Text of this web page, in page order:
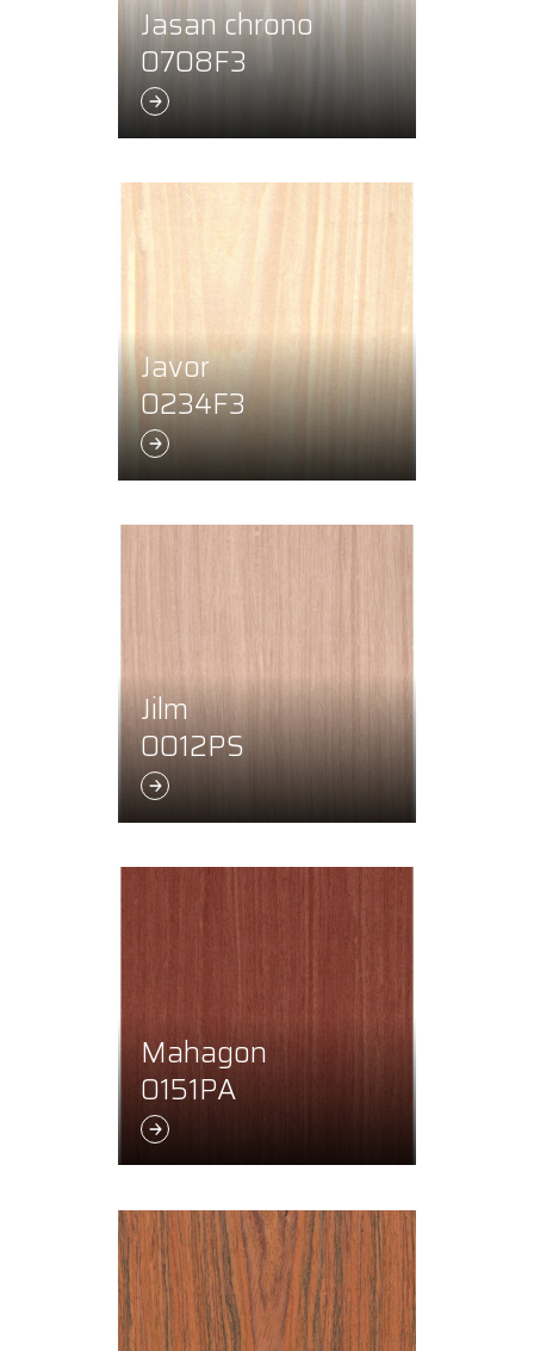
Jasan chrono
0708F3
Javor
0234F3
Jilm
0012PS
Mahagon
0151PA